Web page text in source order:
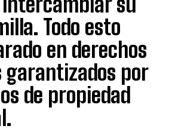
Todo esto
en derechos
garantizados por
de propiedad